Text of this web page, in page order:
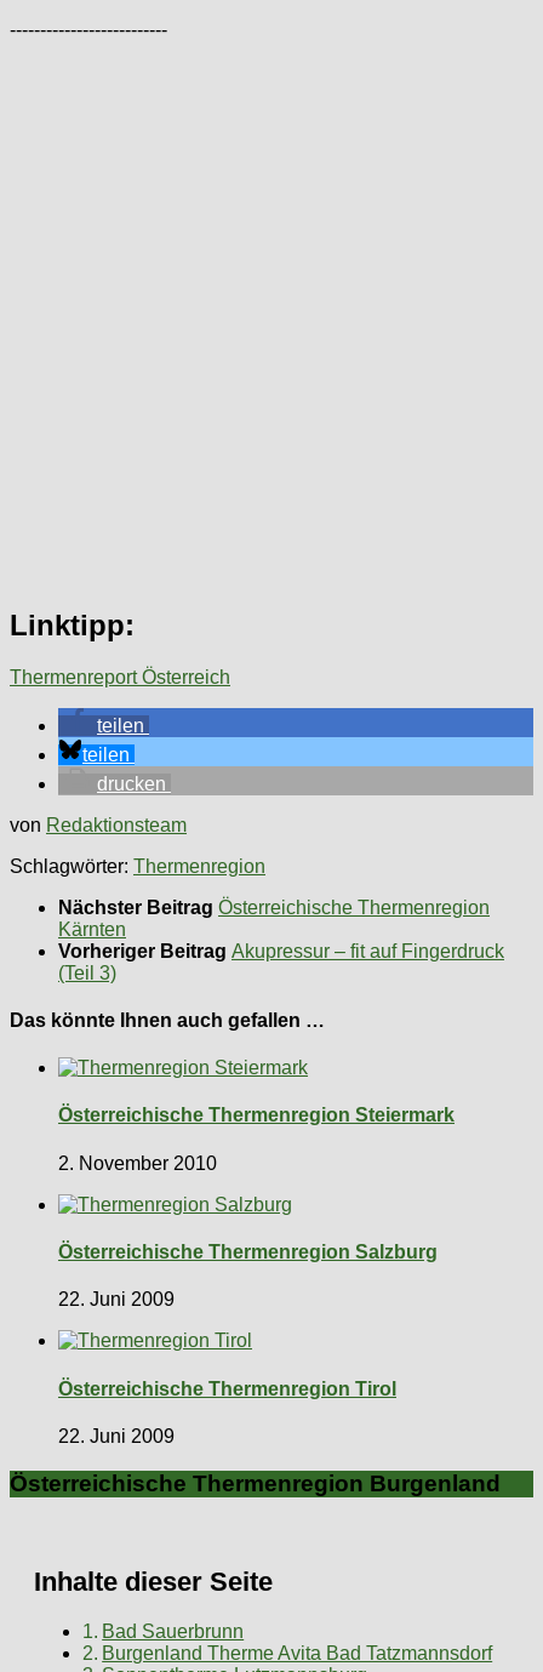
--------------------------
Linktipp:
Thermenreport Österreich
teilen
teilen
drucken
von Redaktionsteam
Schlagwörter: Thermenregion
Nächster Beitrag Österreichische Thermenregion
Kärnten
Vorheriger Beitrag Akupressur – fit auf Fingerdruck
(Teil 3)
Das könnte Ihnen auch gefallen …
Österreichische Thermenregion Steiermark
2. November 2010
Österreichische Thermenregion Salzburg
22. Juni 2009
Österreichische Thermenregion Tirol
22. Juni 2009
Österreichische Thermenregion Burgenland
Inhalte dieser Seite
Bad Sauerbrunn
Burgenland Therme Avita Bad Tatzmannsdorf